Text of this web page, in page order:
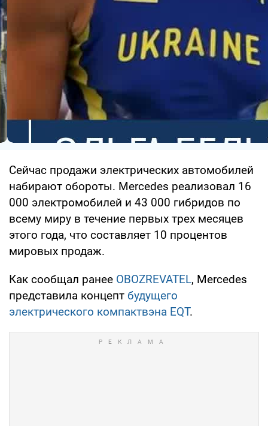
Сейчас продажи электрических автомобилей
набирают обороты. Mercedes реализовал 16
000 электромобилей и 43 000 гибридов по
всему миру в течение первых трех месяцев
этого года, что составляет 10 процентов
мировых продаж.
Как сообщал ранее OBOZREVATEL, Mercedes
представила концепт будущего
электрического компактвэна EQT.